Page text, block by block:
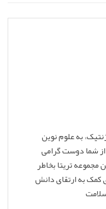
به علوم نوین
شما دوست گرامی
مجموعه تریتا بخاطر
کمک به ارتقای دانش